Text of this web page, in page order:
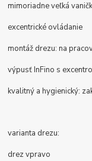
mimoriadne veľká
excentrické ovládanie
montáž drezu:na
výpusť InFino s
kvalitný a hygienický:
varianta drezu:
drez vpravo